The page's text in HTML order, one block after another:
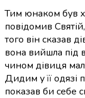
Тим юнаком був
повідомив
того він сказав
вона вийшла під
чином дівиця
Дидим у її одязі
показав би себе